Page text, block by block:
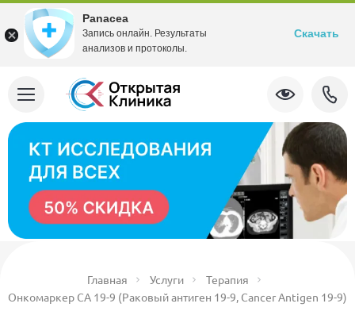
Главная Услуги
Терапия
Онкомаркер CA 19-9 (Раковый антиген 19-9, Cancer Antigen 19-9)
Panacea
Запись онлайн. Результаты
анализов и протоколы.
Скачать